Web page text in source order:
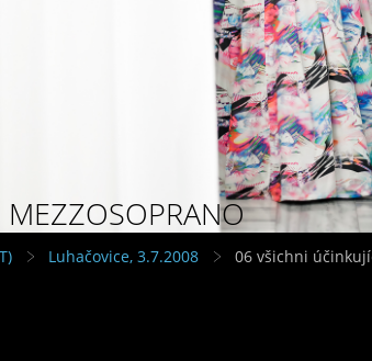
MEZZOSOPRANO
Luhačovice, 3.7.2008 06 všichni